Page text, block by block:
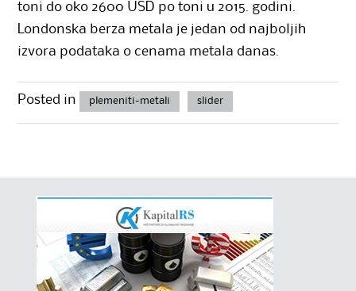
toni do oko 2600 USD po toni u 2015. godini.
Londonska berza metala je jedan od najboljih
izvora podataka o cenama metala danas.
Posted in plemeniti-metali slider